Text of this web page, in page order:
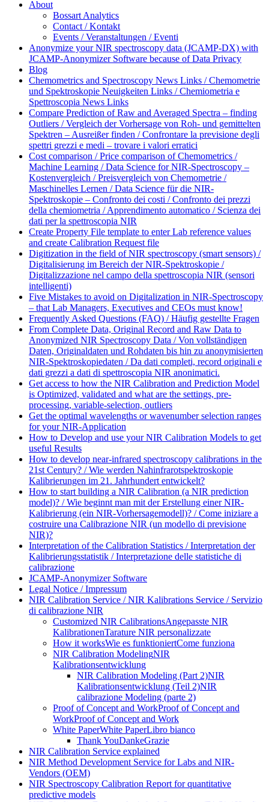
About
Bossart Analytics
Contact / Kontakt
Events / Veranstaltungen / Eventi
Anonymize your NIR spectroscopy data (JCAMP-DX) with
JCAMP-Anonymizer Software because of Data Privacy
Blog
Chemometrics and Spectroscopy News Links / Chemometrie
und Spektroskopie Neuigkeiten Links / Chemiometria e
Spettroscopia News Links
Compare Prediction of Raw and Averaged Spectra – finding
Outliers / Vergleich der Vorhersage von Roh- und gemittelten
Spektren – Ausreißer finden / Confrontare la previsione degli
spettri grezzi e medi – trovare i valori erratici
Cost comparison / Price comparison of Chemometrics /
Machine Learning / Data Science for NIR-Spectroscopy –
Kostenvergleich / Preisvergleich von Chemometrie /
Maschinelles Lernen / Data Science für die NIR-
Spektroskopie – Confronto dei costi / Confronto dei prezzi
della chemiometria / Apprendimento automatico / Scienza dei
dati per la spettroscopia NIR
Create Property File template to enter Lab reference values
and create Calibration Request file
Digitization in the field of NIR spectroscopy (smart sensors) /
Digitalisierung im Bereich der NIR-Spektroskopie /
Digitalizzazione nel campo della spettroscopia NIR (sensori
intelligenti)
Five Mistakes to avoid on Digitalization in NIR-Spectroscopy
– that Lab Managers, Executives and CEOs must know!
Frequently Asked Questions (FAQ) / Häufig gestellte Fragen
From Complete Data, Original Record and Raw Data to
Anonymized NIR Spectroscopy Data / Von vollständigen
Daten, Originaldaten und Rohdaten bis hin zu anonymisierten
NIR-Spektroskopiedaten / Da dati completi, record originali e
dati grezzi a dati di spettroscopia NIR anonimatici.
Get access to how the NIR Calibration and Prediction Model
is Optimized, validated and what are the settings, pre-
processing, variable-selection, outliers
Get the optimal wavelengths or wavenumber selection ranges
for your NIR-Application
How to Develop and use your NIR Calibration Models to get
useful Results
How to develop near-infrared spectroscopy calibrations in the
21st Century? / Wie werden Nahinfrarotspektroskopie
Kalibrierungen im 21. Jahrhundert entwickelt?
How to start building a NIR Calibration (a NIR prediction
model)? / Wie beginnt man mit der Erstellung einer NIR-
Kalibrierung (ein NIR-Vorhersagemodell)? / Come iniziare a
costruire una Calibrazione NIR (un modello di previsione
NIR)?
Interpretation of the Calibration Statistics / Interpretation der
Kalibrierungsstatistik / Interpretazione delle statistiche di
calibrazione
JCAMP-Anonymizer Software
Legal Notice / Impressum
NIR Calibration Service / NIR Kalibrations Service / Servizio
di calibrazione NIR
Customized NIR CalibrationsAngepasste NIR
KalibrationenTarature NIR personalizzate
How it worksWie es funktioniertCome funziona
NIR Calibration ModelingNIR
Kalibrationsentwicklung
NIR Calibration Modeling (Part 2)NIR
Kalibrationsentwicklung (Teil 2)NIR
calibrazione Modeling (parte 2)
Proof of Concept and WorkProof of Concept and
WorkProof of Concept and Work
White PaperWhite PaperLibro bianco
Thank YouDankeGrazie
NIR Calibration Service explained
NIR Method Development Service for Labs and NIR-
Vendors (OEM)
NIR Spectroscopy Calibration Report for quantitative
predictive models